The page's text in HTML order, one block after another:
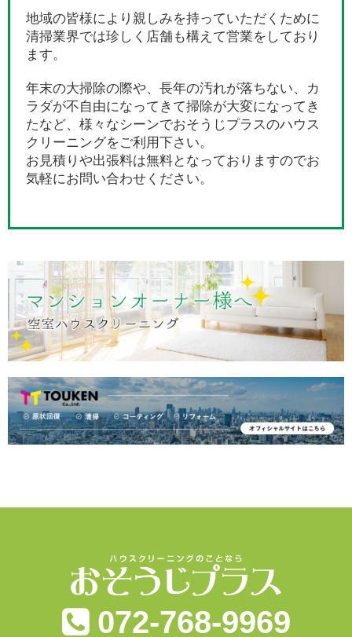
地域の皆様により親しみを持っていただくために
清掃業界では珍しく店舗も構えて営業をしており
ます。
年末の大掃除の際や、長年の汚れが落ちない、カ
ラダが不自由になってきて掃除が大変になってき
たなど、様々なシーンでおそうじプラスのハウス
クリーニングをご利用下さい。
お見積りや出張料は無料となっておりますのでお
気軽にお問い合わせください。
072-768-9969